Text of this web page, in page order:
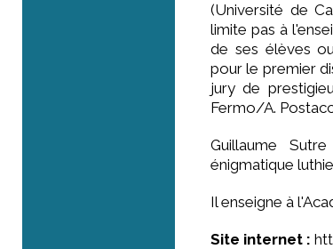
(Université de
limite pas à
de ses élèves
pour le premier
jury de
Fermo/A.
Guillaume
énigmatique
Il enseigne à
Site internet :